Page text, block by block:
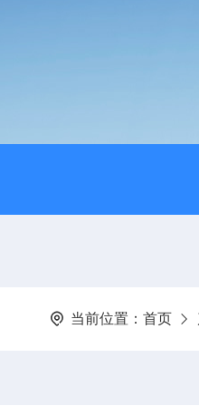
H玻璃瓶耐热冲击检测仪 赛
当前位置： 首页